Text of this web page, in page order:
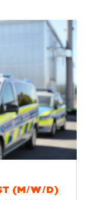
(M/W/D)